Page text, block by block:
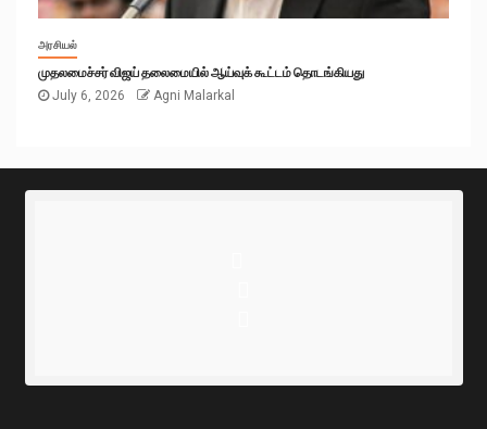
அரசியல்
முதலமைச்சர் விஜய் தலைமையில் ஆய்வுக் கூட்டம் தொடங்கியது
July 6, 2026
Agni Malarkal